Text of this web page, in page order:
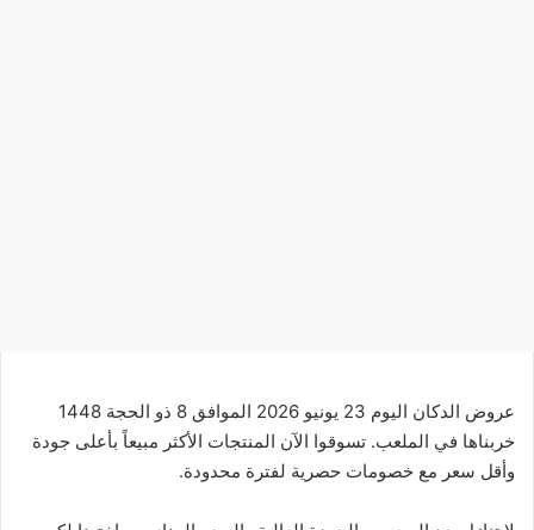
عروض الدكان اليوم 23 يونيو 2026 الموافق 8 ذو الحجة 1448
خربناها في الملعب. تسوقوا الآن المنتجات الأكثر مبيعاً بأعلى جودة
وأقل سعر مع خصومات حصرية لفترة محدودة.